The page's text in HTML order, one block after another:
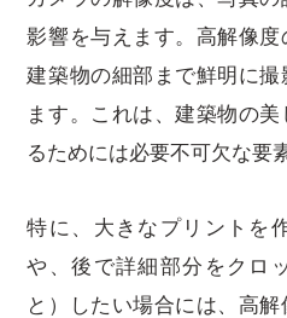
影響を与えます。高解像度
建築物の細部まで鮮明に
ます。これは、建築物の
るためには必要不可欠な要
特に、大きなプリントを
や、後で詳細部分をクロ
と）したい場合には、高